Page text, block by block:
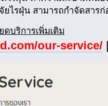
ไรฝุ่น สามารถกำจัดสาร
ดบริการเพิ่มเติม
our-service/